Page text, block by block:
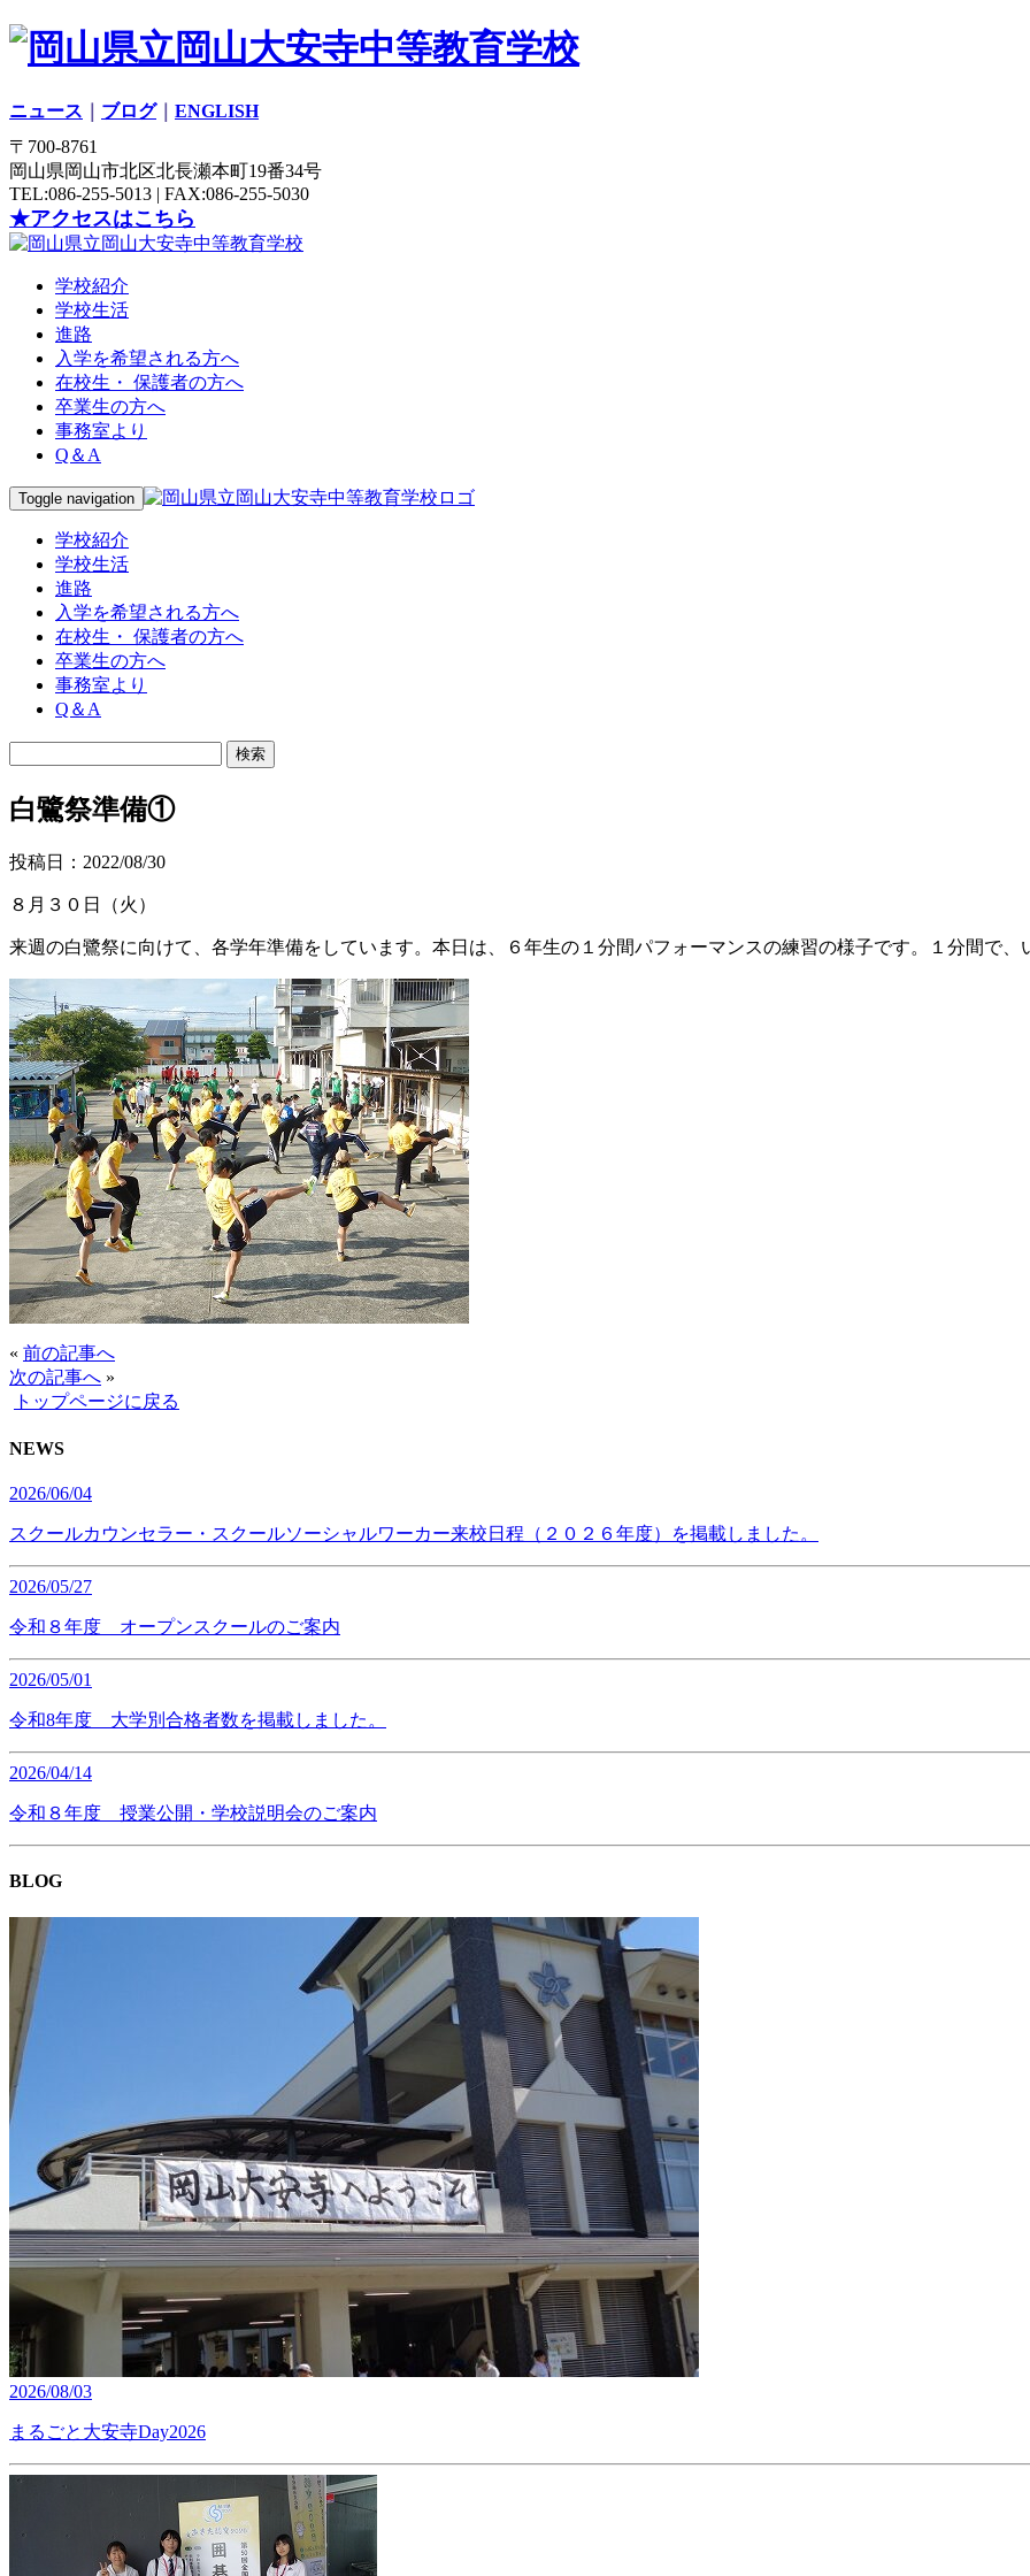
ニュース ブログ｜ ENGLISH
〒700-8761
岡山県岡山市北区北長瀬本町19番34号
TEL:086-255-5013 | FAX:086-255-5030
★アクセスはこちら
学校紹介
学校生活
進路
入学を希望される方へ
在校生・ 保護者の方へ
卒業生の方へ
事務室より
Q＆A
Toggle navigation
学校紹介
学校生活
進路
入学を希望される方へ
在校生・ 保護者の方へ
卒業生の方へ
事務室より
Q＆A
白鷺祭準備①
投稿日：2022/08/30
８月３０日（火）
来週の白鷺祭に向けて、各学年準備をしています。本日は、６年生の１分間パフォーマンスの練習の様子です。１分間で、
« 前の記事へ
次の記事へ »
トップページに戻る
NEWS
2026/06/04
スクールカウンセラー・スクールソーシャルワーカー来校日程（２０２６年度）を掲載しました。
2026/05/27
令和８年度 オープンスクールのご案内
2026/05/01
令和8年度 大学別合格者数を掲載しました。
2026/04/14
令和８年度 授業公開・学校説明会のご案内
BLOG
2026/08/03
まるごと大安寺Day2026